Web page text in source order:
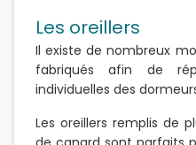
Les oreillers
Il existe de nombreux
fabriqués afin de
individuelles des
Les oreillers remplis de